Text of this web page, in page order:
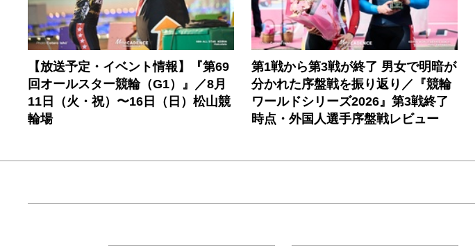
【放送予定・イベント情報】『第69
回オールスター競輪（G1）』／8月
11日（火・祝）〜16日（日）松山競
輪場
第1戦から第3戦が終了 男女で明暗が
分かれた序盤戦を振り返り／『競輪
ワールドシリーズ2026』第3戦終了
時点・外国人選手序盤戦レビュー